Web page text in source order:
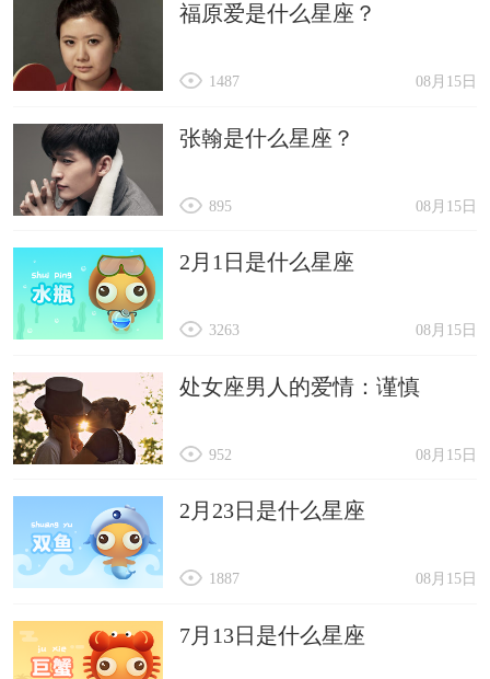
福原爱是什么星座？
08月15日
1487
张翰是什么星座？
08月15日
895
2月1日是什么星座
08月15日
3263
处女座男人的爱情：谨慎
08月15日
952
2月23日是什么星座
08月15日
1887
7月13日是什么星座